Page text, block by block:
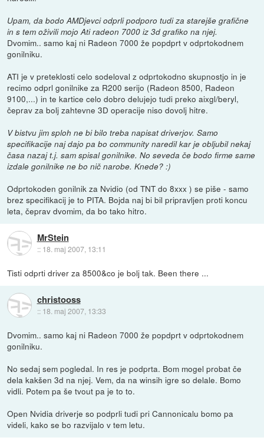
Upam, da bodo AMDjevci odprli podporo tudi za starejše grafične
in s tem oživili mojo Ati radeon 7000 iz 3d grafiko na njej.
Dvomim.. samo kaj ni Radeon 7000 že popdprt v odprtokodnem
gonilniku.
ATI je v preteklosti celo sodeloval z odprtokodno skupnostjo in je
recimo odprl gonilnike za R200 serijo (Radeon 8500, Radeon
9100,...) in te kartice celo dobro delujejo tudi preko aixgl/beryl,
čeprav za bolj zahtevne 3D operacije niso dovolj hitre.
V bistvu jim sploh ne bi bilo treba napisat driverjov. Samo
specifikacije naj dajo pa bo community naredil kar je obljubil nekaj
časa nazaj t.j. sam spisal gonilnike. No seveda če bodo firme same
izdale gonilnike ne bo nič narobe. Knede? :)
Odprtokoden gonilnik za Nvidio (od TNT do 8xxx ) se piše - samo
brez specifikacij je to PITA. Bojda naj bi bil pripravljen proti koncu
leta, čeprav dvomim, da bo tako hitro.
MrStein
:: 18. maj 2007, 13:11
Tisti odprti driver za 8500&co je bolj tak. Been there ...
christooss
:: 18. maj 2007, 13:33
Dvomim.. samo kaj ni Radeon 7000 že popdprt v odprtokodnem
gonilniku.
No sedaj sem pogledal. In res je podprta. Bom mogel probat če
dela kakšen 3d na njej. Vem, da na winsih igre so delale. Bomo
vidli. Potem pa še tvout pa je to to.
Open Nvidia driverje so podprli tudi pri Cannonicalu bomo pa
videli, kako se bo razvijalo v tem letu.